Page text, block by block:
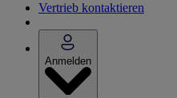
Vertrieb kontaktieren
Anmelden